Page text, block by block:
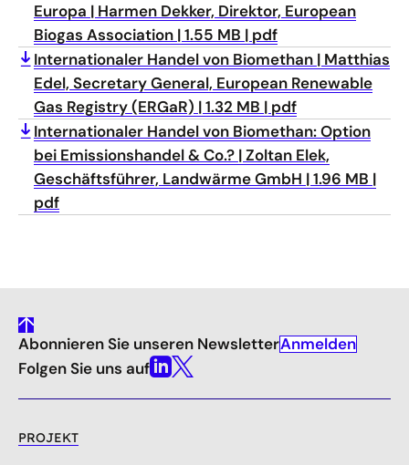
Europa
Harmen Dekker, Direktor, European
Biogas Association 1.55 MB
pdf
Internationaler Handel von Biomethan Matthias
Edel, Secretary General, European Renewable
Gas Registry (ERGaR) 1.32 MB
pdf
Internationaler Handel von Biomethan: Option
bei Emissionshandel & Co.? Zoltan Elek,
Geschäftsführer, Landwärme GmbH 1.96 MB
pdf
gehe
nach
oben
Abonnieren Sie unseren NewsletterAnmelden
Folgen Sie uns aufLinkedin
X
PROJEKT